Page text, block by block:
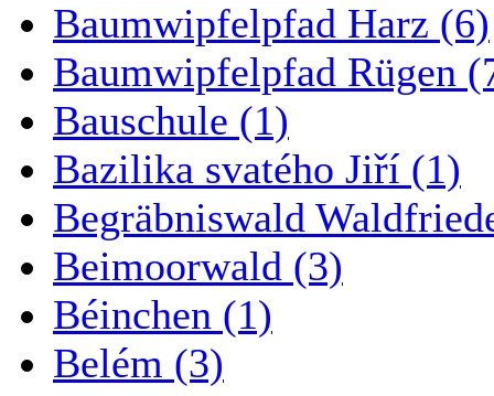
Baumwipfelpfad Harz (6)
Baumwipfelpfad Rügen
Bauschule (1)
Bazilika svatého Jiří (1)
Begräbniswald
Beimoorwald (3)
Béinchen (1)
Belém (3)